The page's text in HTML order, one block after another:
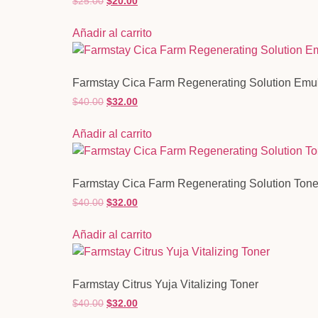
Añadir al carrito
Farmstay Cica Farm Regenerating Solution
$40.00 $32.00
Añadir al carrito
Farmstay Cica Farm Regenerating Solution
$40.00 $32.00
Añadir al carrito
Farmstay Citrus Yuja Vitalizing Toner
$40.00 $32.00